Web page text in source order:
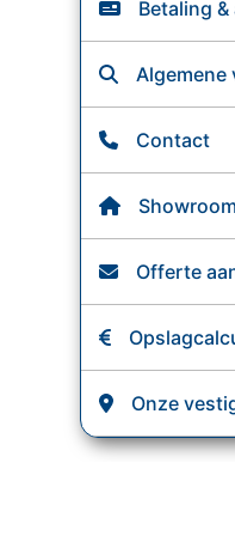
Betaling
Contact
Offerte
Onze